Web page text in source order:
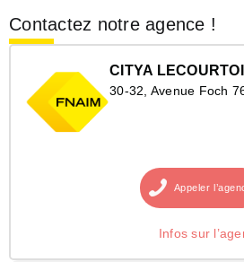
Contactez notre agence !
CITYA
30-32, Avenue Foch
Appeler
Infos sur